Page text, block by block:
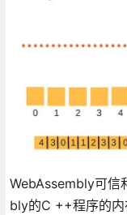
WebAssembly可信
bly的C ++程序的内